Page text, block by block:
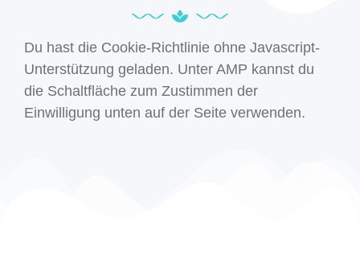
Du hast die Cookie-Richtlinie ohne Javascript-
Unterstützung geladen. Unter AMP kannst du
die Schaltfläche zum Zustimmen der
Einwilligung unten auf der Seite verwenden.